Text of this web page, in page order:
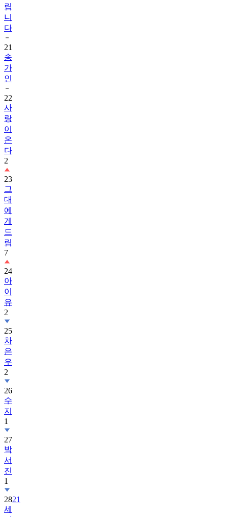
립
니
다
21
송
가
인
22
사
랑
이
온
다
2
23
그
대
에
게
드
림
7
24
아
이
유
2
25
차
은
우
2
26
수
지
1
27
박
서
진
1
2821
세